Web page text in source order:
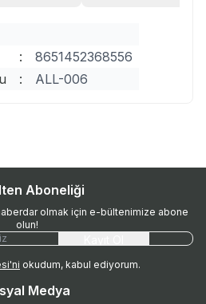
:
8651452368556
: ALL-006
Aboneliği
olmak için e-bültenimize abone
olun!
okudum, kabul ediyorum.
Medya